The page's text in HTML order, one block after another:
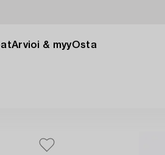
Arvioi & myyOsta